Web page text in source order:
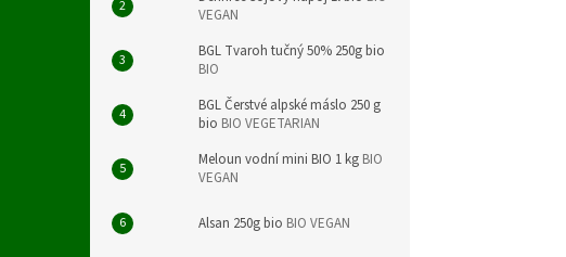
VEGAN
BGL Tvaroh tučný 50% 250g bio
BIO
BGL Čerstvé alpské máslo 250 g
bio BIO VEGETARIAN
Meloun vodní mini BIO 1 kg BIO
VEGAN
Alsan 250g bio BIO VEGAN